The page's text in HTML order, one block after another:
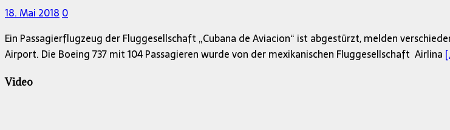
18. Mai 20180
Ein Passagierflugzeug der Fluggesellschaft „Cubana de Aviacion“ ist abgestürzt, melden
Airport. Die Boeing 737 mit 104 Passagieren wurde von der mexikanischen Fluggesellschaft Airlina
Video